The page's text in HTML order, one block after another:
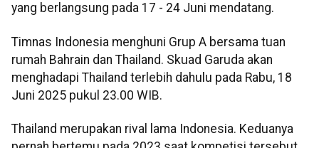
yang berlangsung pada 17 - 24 Juni mendatang.
Timnas Indonesia menghuni Grup A bersama tuan
rumah Bahrain dan Thailand. Skuad Garuda akan
menghadapi Thailand terlebih dahulu pada Rabu, 18
Juni 2025 pukul 23.00 WIB.
Thailand merupakan rival lama Indonesia. Keduanya